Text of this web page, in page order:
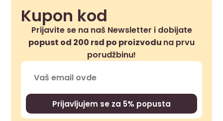
Kupon kod
Prijavite se na naš Newsletter i dobijate
popust od 200 rsd po proizvodu na prvu
porudžbinu!
Prijavljujem se za 5% popusta